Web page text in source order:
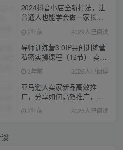
2024抖音小店全新打法，让
普通人也能学会做一家长久
稳定赚钱的抖店
2年前 2029人已阅读
导师训练营3.0IP共创训练营
私密实操课程（12节）-卖项
目的密码成功秘诀
2年前 2026人已阅读
亚马逊大卖家新品高效推
广，分享如何高效推广，打
造百万美金爆款单品
2年前 2025人已阅读